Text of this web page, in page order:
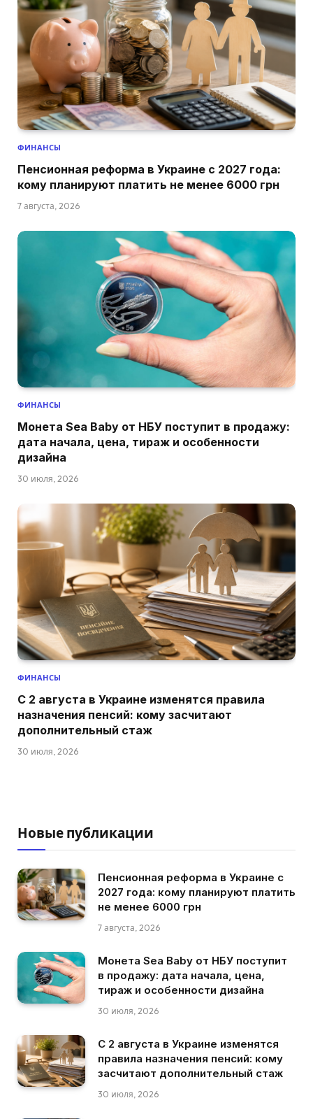
ФИНАНСЫ
Пенсионная реформа в Украине с 2027 года:
кому планируют платить не менее 6000 грн
7 августа, 2026
ФИНАНСЫ
Монета Sea Baby от НБУ поступит в продажу:
дата начала, цена, тираж и особенности
дизайна
30 июля, 2026
ФИНАНСЫ
С 2 августа в Украине изменятся правила
назначения пенсий: кому засчитают
дополнительный стаж
30 июля, 2026
Новые публикации
Пенсионная реформа в Украине с
2027 года: кому планируют платить
не менее 6000 грн
7 августа, 2026
Монета Sea Baby от НБУ поступит
в продажу: дата начала, цена,
тираж и особенности дизайна
30 июля, 2026
С 2 августа в Украине изменятся
правила назначения пенсий: кому
засчитают дополнительный стаж
30 июля, 2026